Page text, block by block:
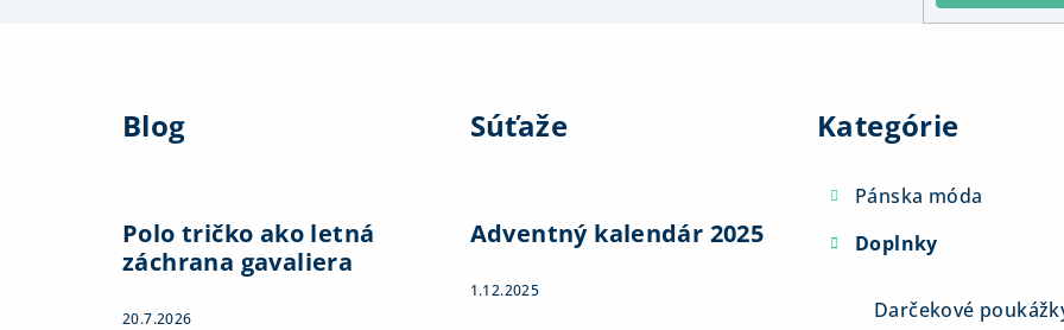
Blog
Polo tričko ako letná
záchrana gavaliera
20.7.2026
Súťaže
Adventný kalendár 2025
1.12.2025
Kategórie
Pánska móda
Doplnky
Darčekové